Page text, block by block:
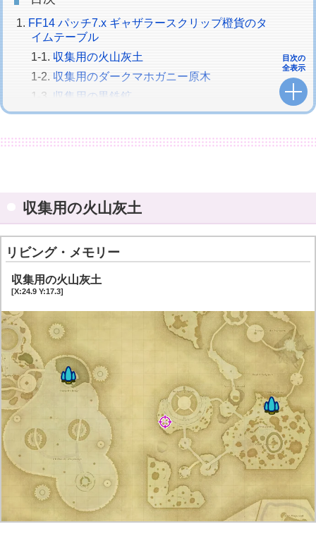
FF14 パッチ7.x ギャザラースクリップ橙貨のタ
イムテーブル
収集用の火山灰土
収集用のダークマホガニー原木
収集用の黒鉄鉱
収集用のアカシア原木
収集用のマグネシア鉱石
目次の
全表示
収集用の火山灰土
リビング・メモリー
収集用の火山灰土
[X:24.9 Y:17.3]